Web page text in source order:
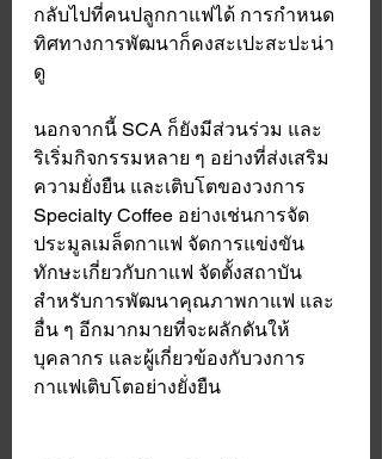
กลับไปที่คนปลูกกาแฟได้ การกำหนด
ทิศทางการพัฒนาก็คงสะเปะสะปะน่า
ดู
นอกจากนี้ SCA ก็ยังมีส่วนร่วม และ
ริเริ่มกิจกรรมหลาย ๆ อย่างที่ส่งเสริม
ความยั่งยืน และเติบโตของวงการ
Specialty Coffee อย่างเช่นการจัด
ประมูลเมล็ดกาแฟ จัดการแข่งขัน
ทักษะเกี่ยวกับกาแฟ จัดตั้งสถาบัน
สำหรับการพัฒนาคุณภาพกาแฟ และ
อื่น ๆ อีกมากมายที่จะผลักดันให้
บุคลากร และผู้เกี่ยวข้องกับวงการ
กาแฟเติบโตอย่างยั่งยืน